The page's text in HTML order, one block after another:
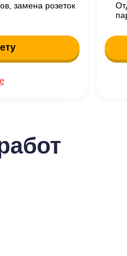
замена розеток